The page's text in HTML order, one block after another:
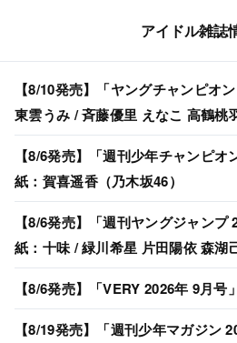
アイドル雑誌
【8/10発売】「ヤングチャンピオ
東雲うみ / 斉藤優里 えなこ 高鶴桃
【8/6発売】「週刊少年チャンピ
紙：賀喜遥香（乃木坂46）
【8/6発売】「週刊ヤングジャン
紙：十味 / 緑川希星 片田陽依 森湖
【8/6発売】「VERY 2026年 9月号
【8/19発売】「週刊少年マガジン